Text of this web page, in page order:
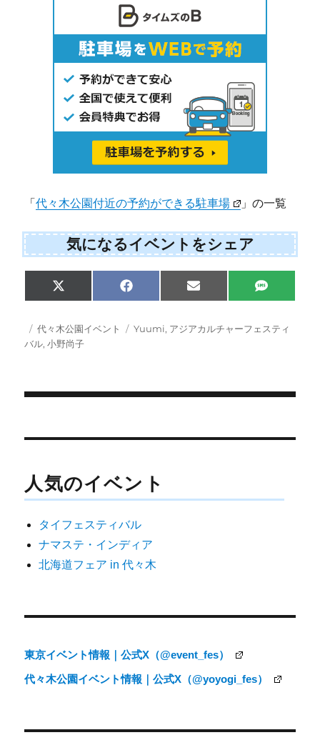
「代々木公園付近の予約ができる駐車場 」の一覧
気になるイベントをシェア
Share
on
X
(
w
i
t
)
Share
on
F
a
e
Share
on
E
m
i
l
Share
on
S
M
投
稿
カ
テ
代々木公園イベント
タ
Yuumi, アジアカルチャーフェスティ
バル,小野尚子
稿
ビ
ー
シ
人気のイベント
タイフェスティバル
ナマステ・インディア
北海道フェア in 代々木
東京イベント情報｜公式X（@event_fes）
代々木公園イベント情報｜公式X（@yoyogi_fes）